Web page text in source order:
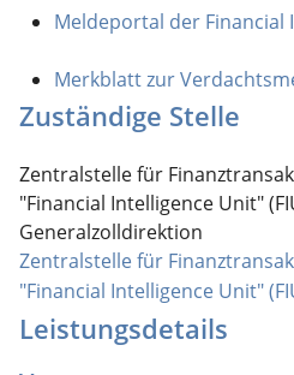
Meldeportal der Financial
Merkblatt zur
Zuständige Stelle
Zentralstelle für
"Financial Intelligence Unit"
Generalzolldirektion
Zentralstelle für
"Financial Intelligence Unit"
Leistungsdetails